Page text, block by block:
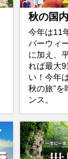
秋の国
今年は11
バーウィ
に加え、
れば最大
い！今年
秋の旅”を
ンス。